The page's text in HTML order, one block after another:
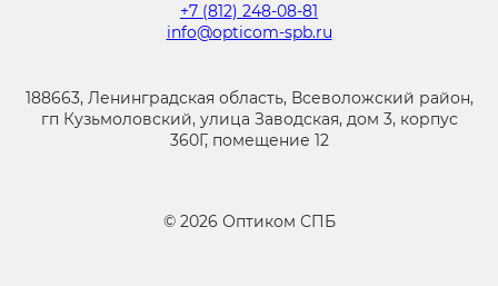
+7 (812) 248-08-81
info@opticom-spb.ru
188663, Ленинградская область, Всеволожский район,
гп Кузьмоловский, улица Заводская, дом 3, корпус
360Г, помещение 12
© 2026 Оптиком СПБ